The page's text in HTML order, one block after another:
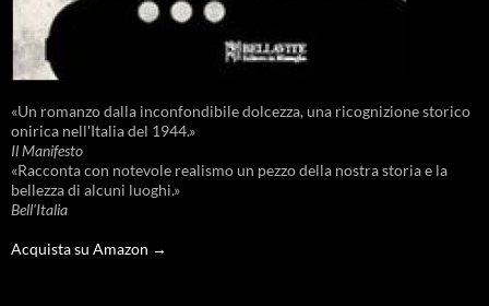
«Un romanzo dalla inconfondibile dolcezza, una ricognizione storico
onirica nell'Italia del 1944.»
Il Manifesto
«Racconta con notevole realismo un pezzo della nostra storia e la
bellezza di alcuni luoghi.»
Bell'Italia
Acquista su Amazon →